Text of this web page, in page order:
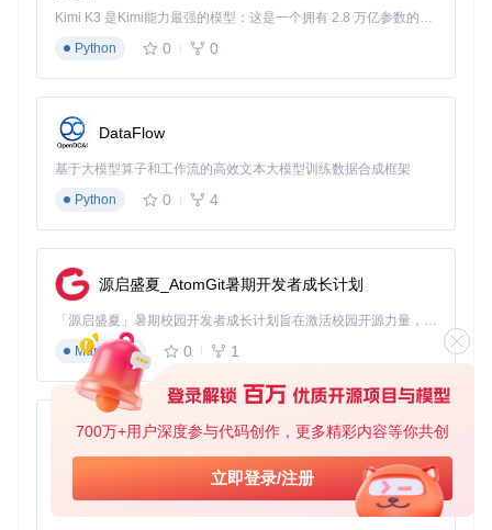
700万+用户深度参与代码创作，更多精彩内容等你共创
立即登录/注册
启动盘容量选择流程图
三步完成启动盘制作：从下载到启动
1. 准备工作（5分钟）
确保你的Mac运行macOS 10.6或更高版本
下载Windows ISO文件（支持Vista至Windows 11）
2. 获取与安装（3分钟）
git clone
windiskwriter
在Xcode中点击"运行"按钮，软件会自动编译并启动。首次运
行需在"系统偏好设置-安全性与隐私"中允许来自开发者的应
Kimi K3 是Kimi能力最强的模型：这是一个拥有 2.8 万亿参数的混合专家（MoE）模型，具备原生视觉理解能力，并支持 100 万 token 的上下文窗口。
Python
0 0
DataFlow
基于大模型算子和工作流的高效文本大模型训练数据合成框架
Python
0 4
源启盛夏_AtomGit暑期开发者成长计划
「源启盛夏」暑期校园开发者成长计划旨在激活校园开源力量，通过积分激励、认证扶持、资源倾斜等形式，引导高校组织和开发者完成「入驻 — 建项目 — 做贡献 — 获认证 — 得资源」的完整闭环。无论你是想带领社团入驻平台的组织者，还是希望用代码贡献证明自己的开发者，都能在这里找到属于你的成长路径。
Markdown
0 1
py-xiaozhi
基于Python的Xiaozhi AI，适用于想要完整Xiaozhi体验而无需拥有专用硬件的用户。
Python
0 1